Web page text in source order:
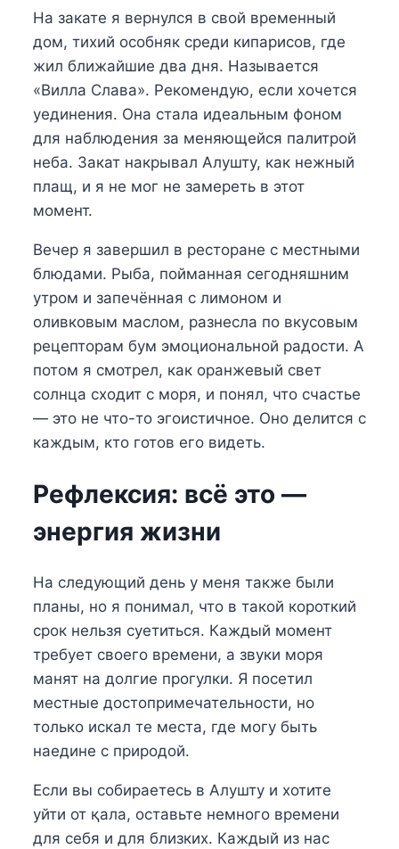
На закате я вернулся в свой временный
дом, тихий особняк среди кипарисов, где
жил ближайшие два дня. Называется
«Вилла Слава». Рекомендую, если хочется
уединения. Она стала идеальным фоном
для наблюдения за меняющейся палитрой
неба. Закат накрывал Алушту, как нежный
плащ, и я не мог не замереть в этот
момент.
Вечер я завершил в ресторане с местными
блюдами. Рыба, пойманная сегодняшним
утром и запечённая с лимоном и
оливковым маслом, разнесла по вкусовым
рецепторам бум эмоциональной радости. А
потом я смотрел, как оранжевый свет
солнца сходит с моря, и понял, что счастье
— это не что-то эгоистичное. Оно делится с
каждым, кто готов его видеть.
Рефлексия: всё это —
энергия жизни
На следующий день у меня также были
планы, но я понимал, что в такой короткий
срок нельзя суетиться. Каждый момент
требует своего времени, а звуки моря
манят на долгие прогулки. Я посетил
местные достопримечательности, но
только искал те места, где могу быть
наедине с природой.
Если вы собираетесь в Алушту и хотите
уйти от қала, оставьте немного времени
для себя и для близких. Каждый из нас